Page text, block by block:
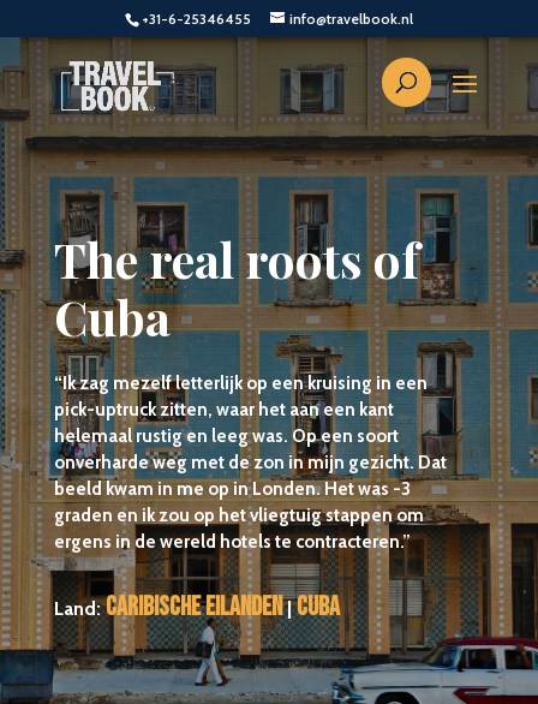
+31-6-25346455 info@travelbook.nl
The real roots of
Cuba
“Ik zag mezelf letterlijk op een kruising in een
pick-uptruck zitten, waar het aan een kant
helemaal rustig en leeg was. Op een soort
onverharde weg met de zon in mijn gezicht. Dat
beeld kwam in me op in Londen. Het was -3
graden en ik zou op het vliegtuig stappen om
ergens in de wereld hotels te contracteren.”
Land:Caribische eilanden|Cuba